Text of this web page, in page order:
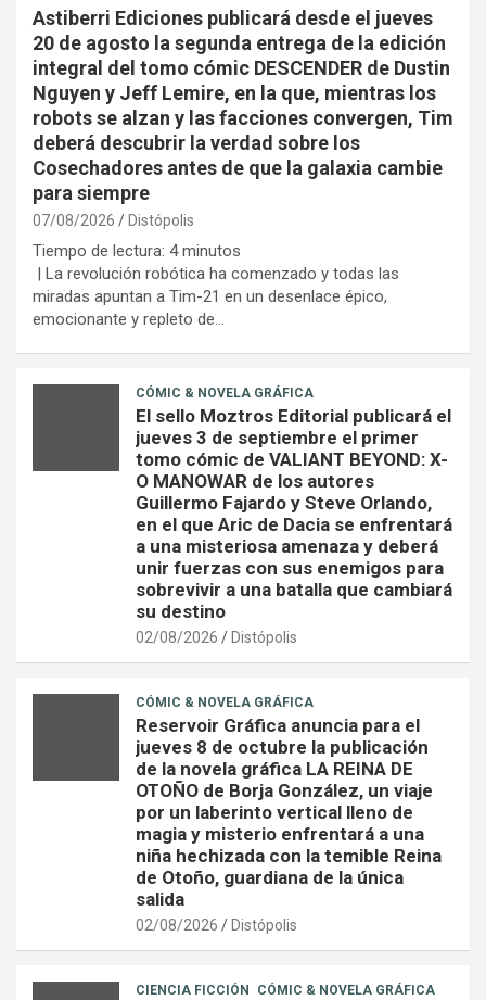
Astiberri Ediciones publicará desde el jueves
20 de agosto la segunda entrega de la edición
integral del tomo cómic DESCENDER de Dustin
Nguyen y Jeff Lemire, en la que, mientras los
robots se alzan y las facciones convergen, Tim
deberá descubrir la verdad sobre los
Cosechadores antes de que la galaxia cambie
para siempre
07/08/2026 Distópolis
Tiempo de lectura: 4 minutos
| La revolución robótica ha comenzado y todas las
miradas apuntan a Tim-21 en un desenlace épico,
emocionante y repleto de…
CÓMIC & NOVELA GRÁFICA
El sello Moztros Editorial publicará el
jueves 3 de septiembre el primer
tomo cómic de VALIANT BEYOND: X-
O MANOWAR de los autores
Guillermo Fajardo y Steve Orlando,
en el que Aric de Dacia se enfrentará
a una misteriosa amenaza y deberá
unir fuerzas con sus enemigos para
sobrevivir a una batalla que cambiará
su destino
02/08/2026 Distópolis
CÓMIC & NOVELA GRÁFICA
Reservoir Gráfica anuncia para el
jueves 8 de octubre la publicación
de la novela gráfica LA REINA DE
OTOÑO de Borja González, un viaje
por un laberinto vertical lleno de
magia y misterio enfrentará a una
niña hechizada con la temible Reina
de Otoño, guardiana de la única
salida
02/08/2026 Distópolis
CIENCIA FICCIÓN CÓMIC & NOVELA GRÁFICA